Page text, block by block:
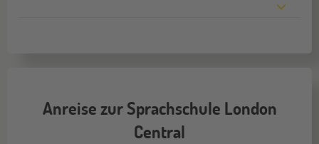
Anreise zur Sprachschule London
Central